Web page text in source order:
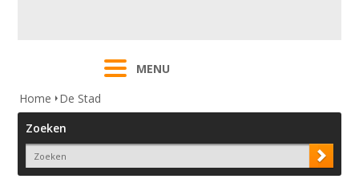
MENU
Home
De Stad
Zoeken